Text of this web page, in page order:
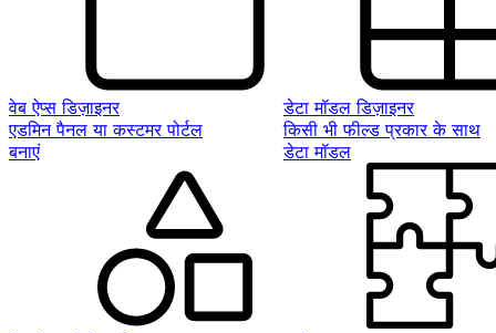
वेब ऐप्स डिज़ाइनर
एडमिन पैनल या कस्टमर पोर्टल
बनाएं
डेटा मॉडल डिज़ाइनर
किसी भी फील्ड प्रकार के साथ
डेटा मॉडल